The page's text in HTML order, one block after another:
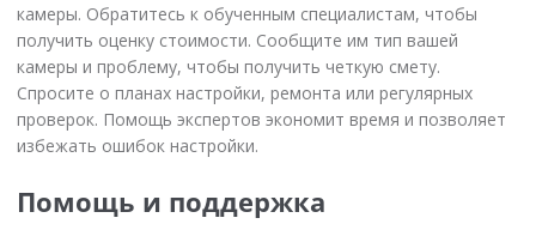
камеры. Обратитесь к обученным специалистам, чтобы
получить оценку стоимости. Сообщите им тип вашей
камеры и проблему, чтобы получить четкую смету.
Спросите о планах настройки, ремонта или регулярных
проверок. Помощь экспертов экономит время и позволяет
избежать ошибок настройки.
Помощь и поддержка